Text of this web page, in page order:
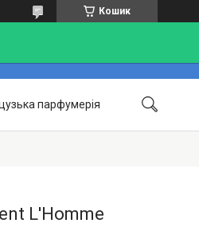
Кошик
парфумерія
L'Homme